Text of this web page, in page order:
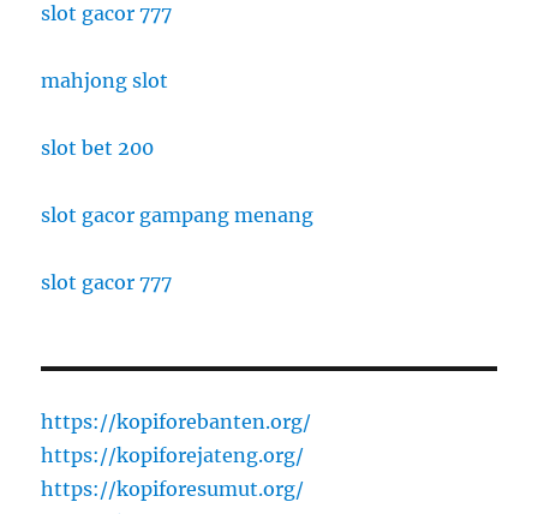
slot gacor 777
mahjong slot
slot bet 200
slot gacor gampang menang
slot gacor 777
https://kopiforebanten.org/
https://kopiforejateng.org/
https://kopiforesumut.org/